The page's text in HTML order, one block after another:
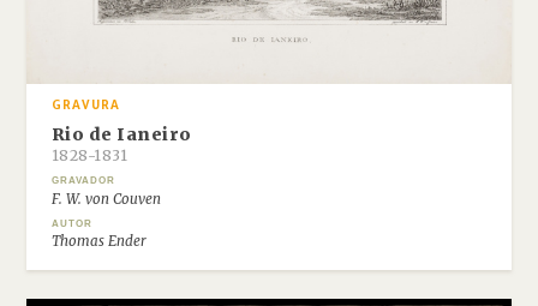
GRAVURA
Rio de Ianeiro
1828-1831
GRAVADOR
F. W. von Couven
AUTOR
Thomas Ender